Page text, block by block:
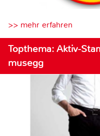
>> mehr erfahren
Topthema: Aktiv-
musegg